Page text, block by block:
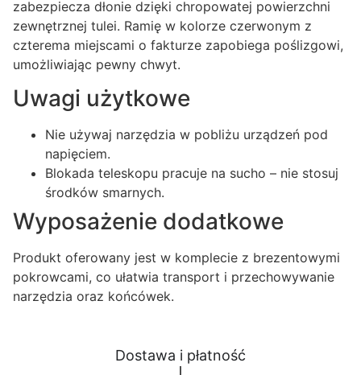
zabezpiecza dłonie dzięki chropowatej powierzchni
zewnętrznej tulei. Ramię w kolorze czerwonym z
czterema miejscami o fakturze zapobiega poślizgowi,
umożliwiając pewny chwyt.
Uwagi użytkowe
Nie używaj narzędzia w pobliżu urządzeń pod
napięciem.
Blokada teleskopu pracuje na sucho – nie stosuj
środków smarnych.
Wyposażenie dodatkowe
Produkt oferowany jest w komplecie z brezentowymi
pokrowcami, co ułatwia transport i przechowywanie
narzędzia oraz końcówek.
Dostawa i płatność